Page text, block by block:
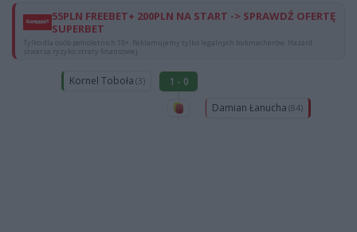
55PLN FREEBET+ 200PLN NA START -> SPRAWDŹ OFERTĘ
SUPERBET
Tylko dla osób pełnoletnich 18+. Reklamujemy tylko legalnych bukmacherów. Hazard
stwarza ryzyko straty finansowej.
Kornel Toboła (3)
1 - 0
Damian Łanucha (84)